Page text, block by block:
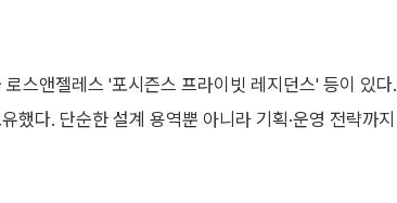
스앤젤레스 '포시즌스 프라이빗 레지던스' 등이 있다.
했다. 단순한 설계 용역뿐 아니라 기획·운영 전략까지